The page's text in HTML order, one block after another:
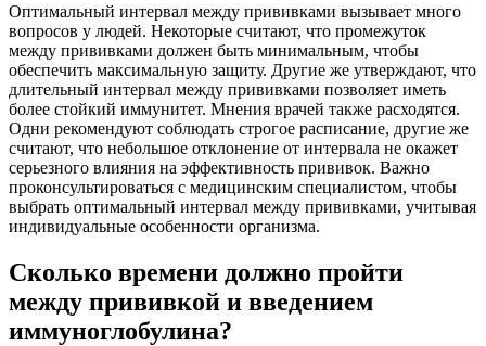
Оптимальный интервал между прививками вызывает много
вопросов у людей. Некоторые считают, что промежуток
между прививками должен быть минимальным, чтобы
обеспечить максимальную защиту. Другие же утверждают, что
длительный интервал между прививками позволяет иметь
более стойкий иммунитет. Мнения врачей также расходятся.
Одни рекомендуют соблюдать строгое расписание, другие же
считают, что небольшое отклонение от интервала не окажет
серьезного влияния на эффективность прививок. Важно
проконсультироваться с медицинским специалистом, чтобы
выбрать оптимальный интервал между прививками, учитывая
индивидуальные особенности организма.
Сколько времени должно пройти
между прививкой и введением
иммуноглобулина?